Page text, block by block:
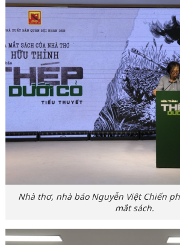
Nhà thơ, nhà báo Nguyễn Việt Chiến
mắt sách.